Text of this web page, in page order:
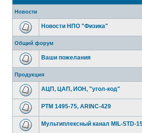
Новости
Новости НПО "Физика"
Общий форум
Ваши пожелания
Продукция
АЦП, ЦАП, ИОН, "угол-код"
РТМ 1495-75, ARINC-429
Мультиплексный канал MIL-STD-